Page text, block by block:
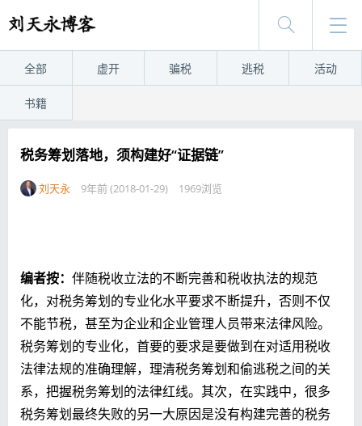
全部 虚开 骗税 逃税 活动
书籍
税务筹划落地，须构建好“证据链”
刘天永 9年前 (2018-01-29) 1969浏览
编者按： 伴随税收立法的不断完善和税收执法的规范
化，对税务筹划的专业化水平要求不断提升，否则不仅
不能节税，甚至为企业和企业管理人员带来法律风险。
税务筹划的专业化，首要的要求是要做到在对适用税收
法律法规的准确理解，理清税务筹划和偷逃税之间的关
系，把握税务筹划的法律红线。其次，在实践中，很多
税务筹划最终失败的另一大原因是没有构建完善的税务